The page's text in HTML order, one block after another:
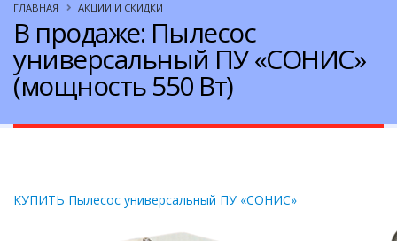
В продаже: Пылесос
универсальный ПУ «СОНИС»
(мощность 550 Вт)
ГЛАВНАЯ АКЦИИ И СКИДКИ
КУПИТЬ Пылесос универсальный ПУ «СОНИС»